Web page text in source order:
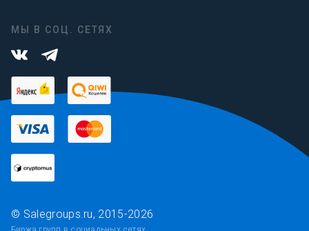
МЫ В СОЦ. СЕТЯХ
© Salegroups.ru, 2015-2026